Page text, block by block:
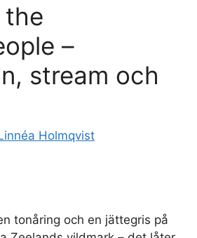
the
–
stream och
Holmqvist
tonåring och en jättegris på